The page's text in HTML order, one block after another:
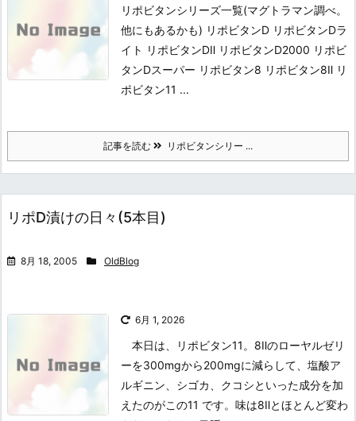
リポビタンシリーズ一覧(マグトラマン調べ。
他にもあるかも) リポビタンD リポビタンDラ
イト リポビタンDⅡ リポビタンD2000 リポビ
タンDスーパー リポビタン8 リポビタン8Ⅱ リ
ポビタン11 ...
記事を読む リポビタンシリー ...
リポD漬けの日々(5本目)
8月 18, 2005 OldBlog
6月 1, 2026
本日は、リポビタン11。8Ⅱのローヤルゼリ
ーを300mgから200mgに減らして、塩酸ア
ルギニン、シゴカ、クコシといった成分を加
えたのがこの11 です。味は8Ⅱとほとんど変わ